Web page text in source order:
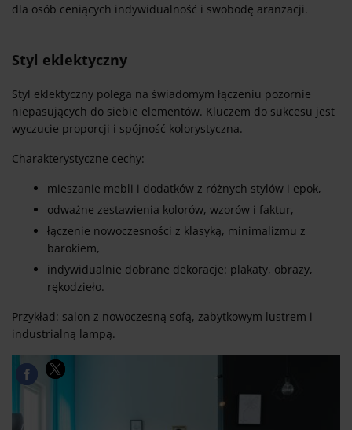
dla osób ceniących indywidualność i swobodę aranżacji.
Styl eklektyczny
Styl eklektyczny polega na świadomym łączeniu pozornie
niepasujących do siebie elementów. Kluczem do sukcesu jest
wyczucie proporcji i spójność kolorystyczna.
Charakterystyczne cechy:
mieszanie mebli i dodatków z różnych stylów i epok,
odważne zestawienia kolorów, wzorów i faktur,
łączenie nowoczesności z klasyką, minimalizmu z
barokiem,
indywidualnie dobrane dekoracje: plakaty, obrazy,
rękodzieło.
Przykład: salon z nowoczesną sofą, zabytkowym lustrem i
industrialną lampą.